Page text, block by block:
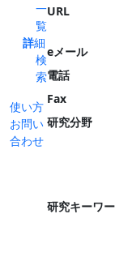
一
覧
詳細
検
索
使い方
お問い
合わせ
URL
eメール
電話
Fax
研究分野
研究キーワ